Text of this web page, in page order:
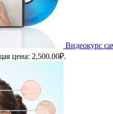
Видеокурс
цена: 2,500.00₽.